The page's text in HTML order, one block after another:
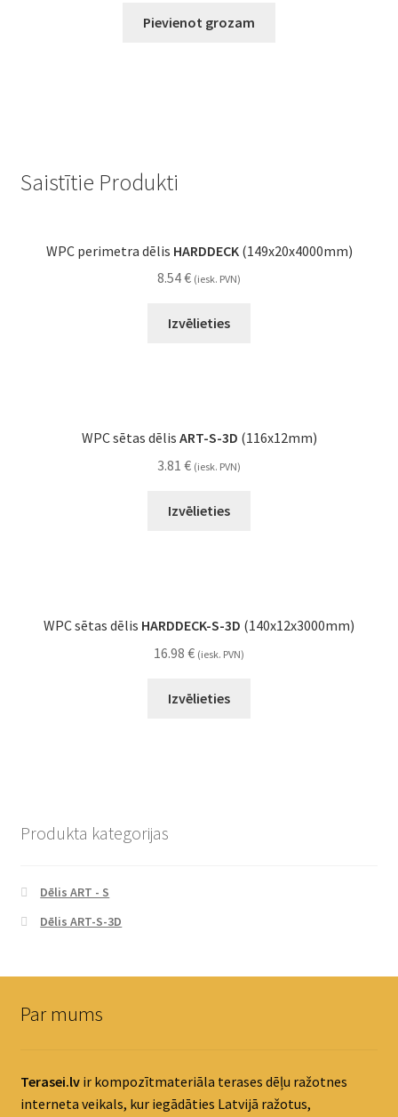
Pievienot grozam
Saistītie Produkti
WPC perimetra dēlis HARDDECK(149x20x4000mm)
8.54€ (iesk. PVN)
Izvēlieties
WPC sētas dēlis ART-S-3D (116x12mm)
3.81 € (iesk. PVN)
Izvēlieties
WPC sētas dēlis HARDDECK-S-3D (140x12x3000mm)
16.98 € (iesk. PVN)
Izvēlieties
Produkta kategorijas
Dēlis ART - S
Dēlis ART-S-3D
Par mums
Terasei.lvir kompozītmateriāla terases dēļu ražotnes
interneta veikals, kur iegādāties Latvijā ražotus,